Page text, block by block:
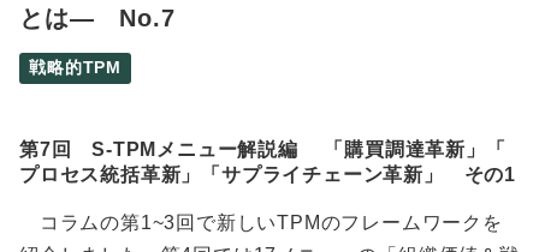
とは― No.7
戦略的TPM
第7回 S-TPMメニュー解説編 「購買調達革新」「
プロセス統括革新」「サプライチェーン革新」 その1
コラムの第1~3回で新しいTPMのフレームワークを